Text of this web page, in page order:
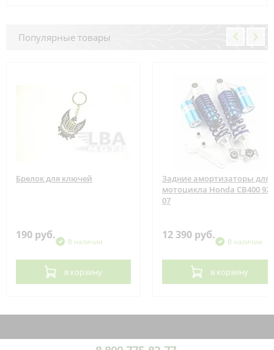
Популярные товары
Брелок для ключей
190 руб.
В наличии
в корзину
Задние амортизаторы для
мотоцикла Honda CB400 92-
07
12 390 руб.
В наличии
в корзину